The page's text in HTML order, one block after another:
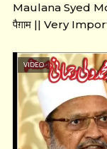
Maulana Syed
पैग़ाम || Very
VIDEO